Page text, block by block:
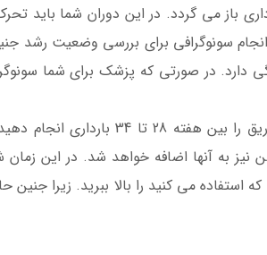
مراقبت های دوران بارداری به هفته 26 تا 30 بارداری باز می گردد. در
سونوگرافی برای بررسی وضعیت رشد
در صورتی که پزشک برای شما
در صورتی که به تزریق آمپول روگام نیاز داشته
به آنها اضافه خواهد شد. در این زمان
می کنید را بالا ببرید. زیرا